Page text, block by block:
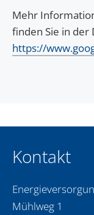
Mehr
finden Sie in der
https://
Kontakt
Mühlweg 1